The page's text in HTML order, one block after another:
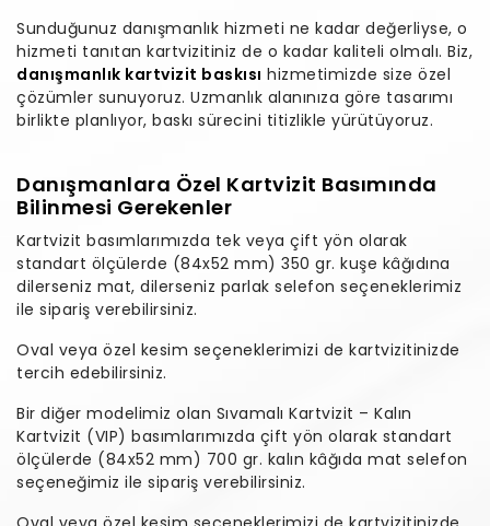
Sunduğunuz danışmanlık hizmeti ne kadar değerliyse, o
hizmeti tanıtan kartvizitiniz de o kadar kaliteli olmalı. Biz,
danışmanlık kartvizit baskısı hizmetimizde size özel
çözümler sunuyoruz. Uzmanlık alanınıza göre tasarımı
birlikte planlıyor, baskı sürecini titizlikle yürütüyoruz.
Danışmanlara Özel Kartvizit Basımında
Bilinmesi Gerekenler
Kartvizit basımlarımızda tek veya çift yön olarak
standart ölçülerde (84x52 mm) 350 gr. kuşe kâğıdına
dilerseniz mat, dilerseniz parlak selefon seçeneklerimiz
ile sipariş verebilirsiniz.
Oval veya özel kesim seçeneklerimizi de kartvizitinizde
tercih edebilirsiniz.
Bir diğer modelimiz olan Sıvamalı Kartvizit – Kalın
Kartvizit (VIP) basımlarımızda çift yön olarak standart
ölçülerde (84x52 mm) 700 gr. kalın kâğıda mat selefon
seçeneğimiz ile sipariş verebilirsiniz.